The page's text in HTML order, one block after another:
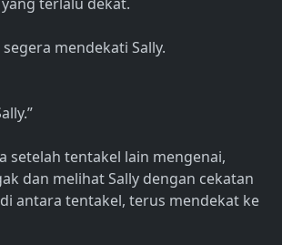
mendekati Sally.
setelah tentakel lain mengenai,
dan melihat Sally dengan cekatan
antara tentakel, terus mendekat ke